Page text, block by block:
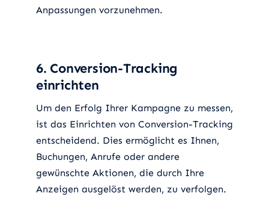
Anpassungen vorzunehmen.
6. Conversion-Tracking
einrichten
Um den Erfolg Ihrer Kampagne zu messen,
ist das Einrichten von Conversion-Tracking
entscheidend. Dies ermöglicht es Ihnen,
Buchungen, Anrufe oder andere
gewünschte Aktionen, die durch Ihre
Anzeigen ausgelöst werden, zu verfolgen.